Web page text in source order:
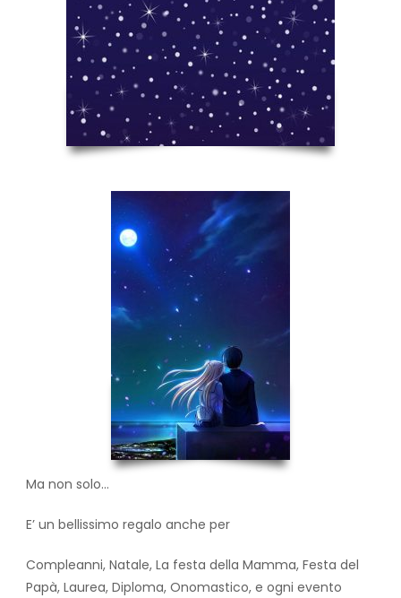
Ma non solo…
E’ un bellissimo regalo anche per
Compleanni, Natale, La festa della Mamma, Festa del
Papà, Laurea, Diploma, Onomastico, e ogni evento